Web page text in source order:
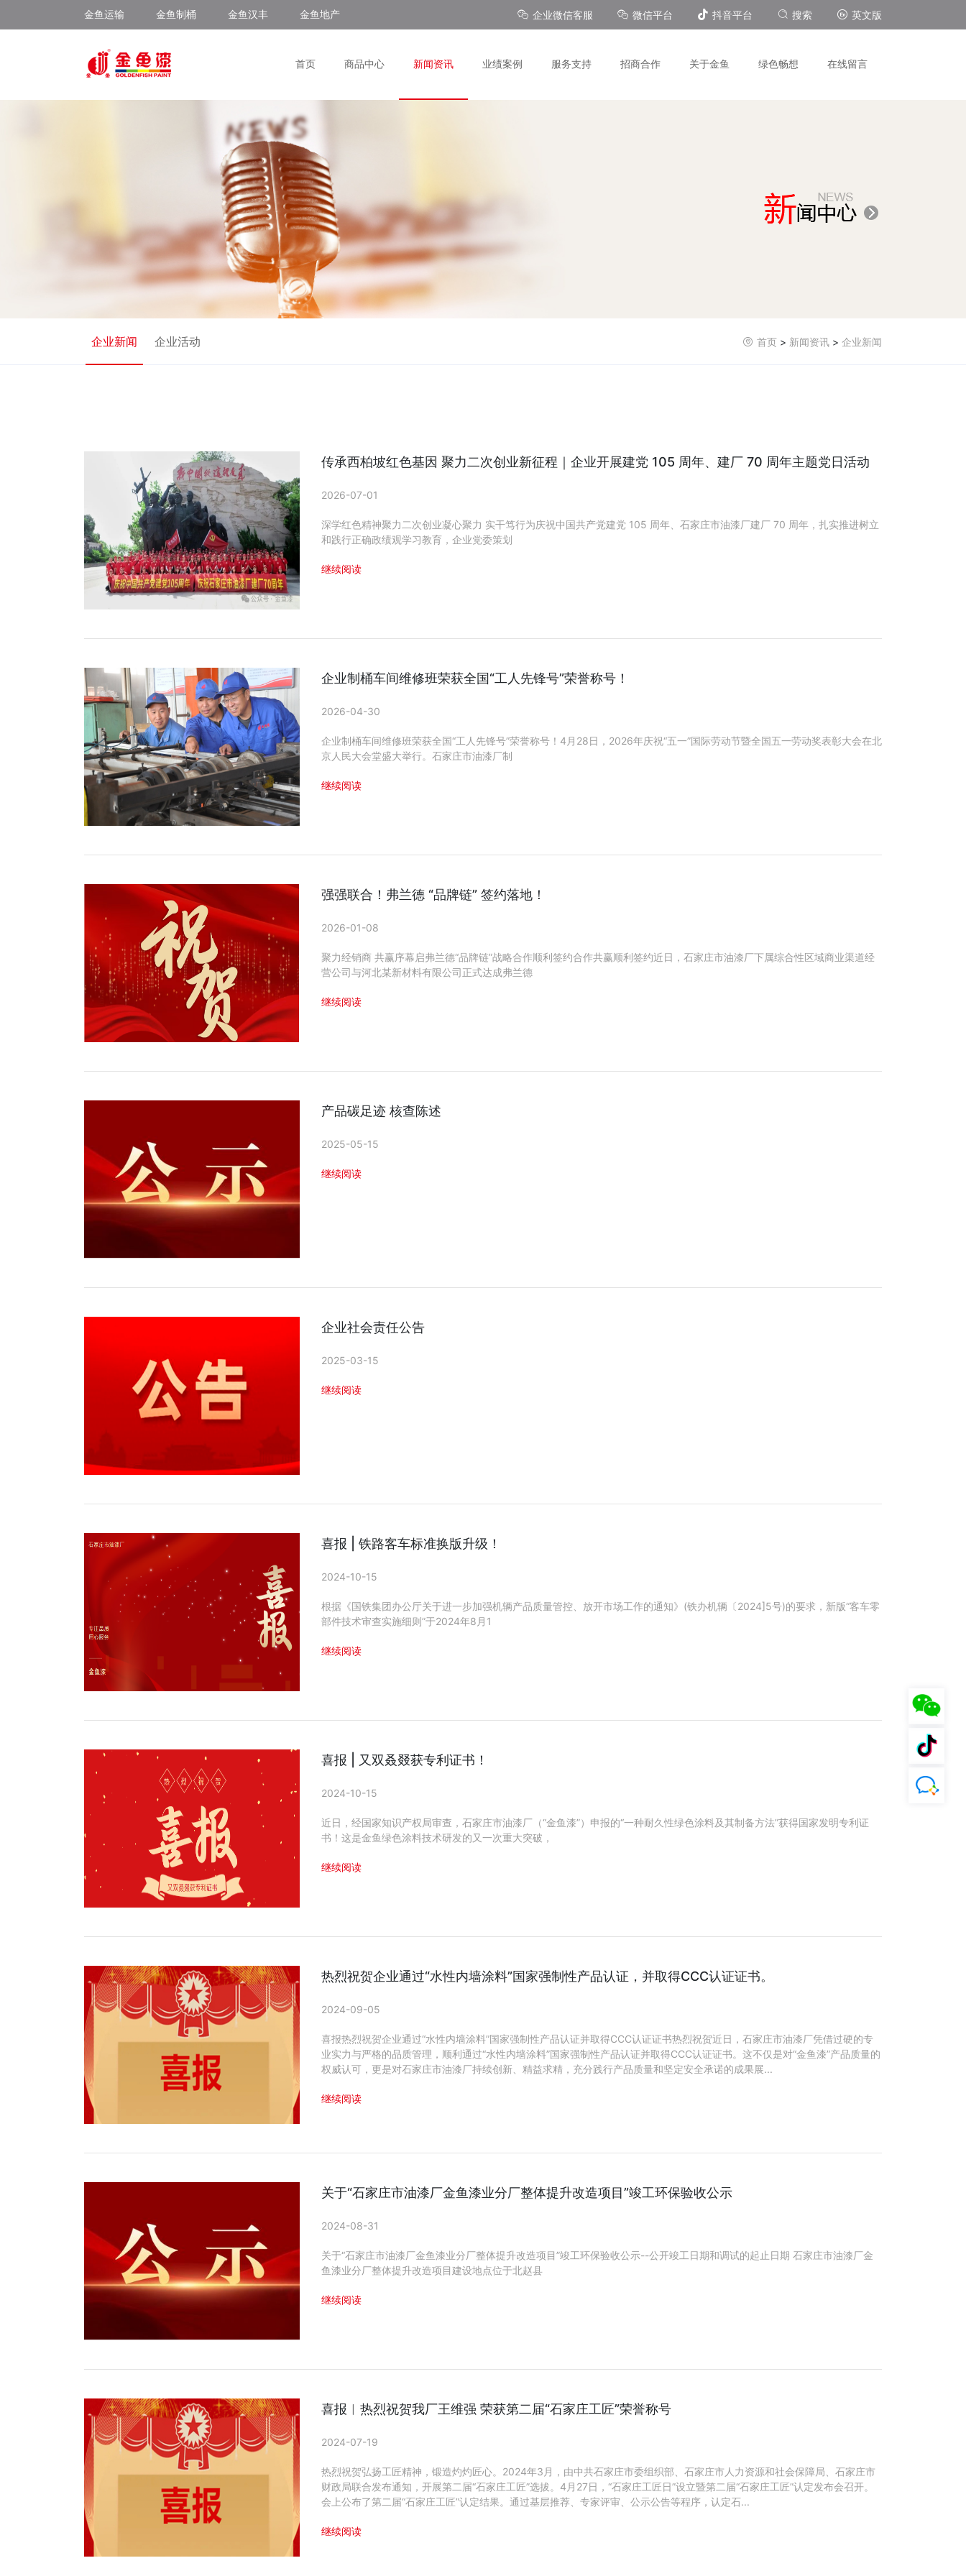
金鱼运输 金鱼制桶 金鱼汉丰 金鱼地产 企业微信客服 微信平台 抖音平台 搜索 英文版
首页 商品中心 新闻资讯 业绩案例 服务支持 招商合作 关于金鱼 绿色畅想 在线留言
企业新闻 企业活动 首页 > 新闻资讯 > 企业新闻
传承西柏坡红色基因 聚力二次创业新征程｜企业开展建党 105 周年、建厂 70 周年主题党日活动
2026-07-01
深学红色精神聚力二次创业凝心聚力 实干笃行为庆祝中国共产党建党 105 周年、石家庄市油漆厂建厂 70 周年，扎实推进树立
和践行正确政绩观学习教育，企业党委策划
继续阅读
企业制桶车间维修班荣获全国“工人先锋号”荣誉称号！
2026-04-30
企业制桶车间维修班荣获全国“工人先锋号”荣誉称号！4月28日，2026年庆祝“五一”国际劳动节暨全国五一劳动奖表彰大会在北
京人民大会堂盛大举行。石家庄市油漆厂制
继续阅读
强强联合！弗兰德 “品牌链” 签约落地！
2026-01-08
聚力经销商 共赢序幕启弗兰德“品牌链”战略合作顺利签约合作共赢顺利签约近日，石家庄市油漆厂下属综合性区域商业渠道经
营公司与河北某新材料有限公司正式达成弗兰德
继续阅读
产品碳足迹 核查陈述
2025-05-15
继续阅读
企业社会责任公告
2025-03-15
继续阅读
喜报 | 铁路客车标准换版升级！
2024-10-15
根据《国铁集团办公厅关于进一步加强机辆产品质量管控、放开市场工作的通知》(铁办机辆〔2024]5号)的要求，新版“客车零
部件技术审查实施细则”于2024年8月1
继续阅读
喜报 | 又双叒叕获专利证书！
2024-10-15
近日，经国家知识产权局审查，石家庄市油漆厂（“金鱼漆”）申报的“一种耐久性绿色涂料及其制备方法”获得国家发明专利证
书！这是金鱼绿色涂料技术研发的又一次重大突破，
继续阅读
热烈祝贺企业通过“水性内墙涂料”国家强制性产品认证，并取得CCC认证证书。
2024-09-05
喜报热烈祝贺企业通过“水性内墙涂料”国家强制性产品认证并取得CCC认证证书热烈祝贺近日，石家庄市油漆厂凭借过硬的专
业实力与严格的品质管理，顺利通过“水性内墙涂料”国家强制性产品认证并取得CCC认证证书。这不仅是对“金鱼漆”产品质量的
权威认可，更是对石家庄市油漆厂持续创新、精益求精，充分践行产品质量和坚定安全承诺的成果展...
继续阅读
关于“石家庄市油漆厂金鱼漆业分厂整体提升改造项目”竣工环保验收公示
2024-08-31
关于“石家庄市油漆厂金鱼漆业分厂整体提升改造项目”竣工环保验收公示--公开竣工日期和调试的起止日期 石家庄市油漆厂金
鱼漆业分厂整体提升改造项目建设地点位于北赵县
继续阅读
喜报︱热烈祝贺我厂王维强 荣获第二届“石家庄工匠”荣誉称号
2024-07-19
热烈祝贺弘扬工匠精神，锻造灼灼匠心。2024年3月，由中共石家庄市委组织部、石家庄市人力资源和社会保障局、石家庄市
财政局联合发布通知，开展第二届“石家庄工匠”选拔。4月27日，“石家庄工匠日”设立暨第二届“石家庄工匠”认定发布会召开。
会上公布了第二届“石家庄工匠”认定结果。通过基层推荐、专家评审、公示公告等程序，认定石...
继续阅读